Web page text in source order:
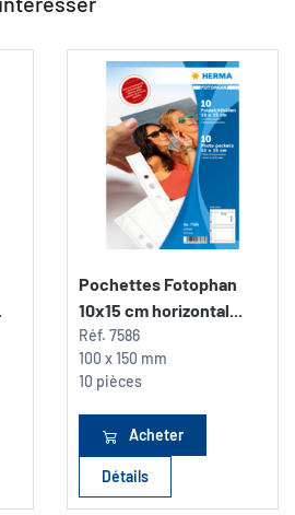
Pochettes Fotophan
10x15 cm horizontal...
Réf. 7586
100 x 150 mm
10 pièces
Acheter
Détails